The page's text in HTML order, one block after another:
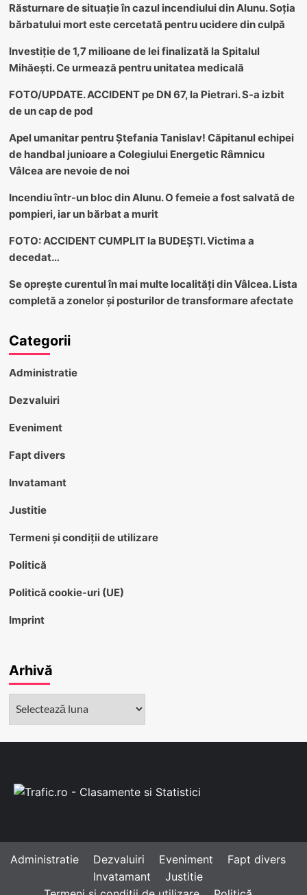
Răsturnare de situație în cazul incendiului din Alunu. Soția
bărbatului mort este cercetată pentru ucidere din culpă
Investiție de 1,7 milioane de lei finalizată la Spitalul
Mihăești. Ce urmează pentru unitatea medicală
FOTO/UPDATE. ACCIDENT pe DN 67, la Pietrari. S-a izbit
de un cap de pod
Apel umanitar pentru Ștefania Tanislav! Căpitanul echipei
de handbal junioare a Colegiului Energetic Râmnicu
Vâlcea are nevoie de noi
Incendiu într-un bloc din Alunu. O femeie a fost salvată de
pompieri, iar un bărbat a murit
FOTO: ACCIDENT CUMPLIT la BUDEȘTI. Victima a
decedat…
Se oprește curentul în mai multe localități din Vâlcea. Lista
completă a zonelor și posturilor de transformare afectate
Categorii
Administratie
Dezvaluiri
Eveniment
Fapt divers
Invatamant
Justitie
Termeni și condiții de utilizare
Politică
Politică cookie-uri (UE)
Imprint
Arhivă
Administratie Dezvaluiri Eveniment
Fapt divers
Invatamant
Justitie